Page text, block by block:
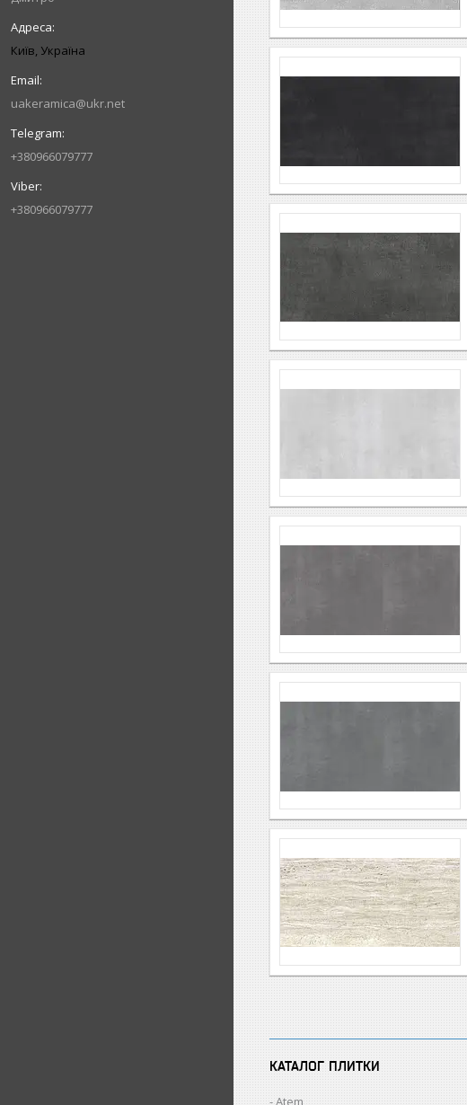
Київ, Україна
uakeramica@ukr.net
+380966079777
+380966079777
КАТАЛОГ ПЛИТКИ
Atem